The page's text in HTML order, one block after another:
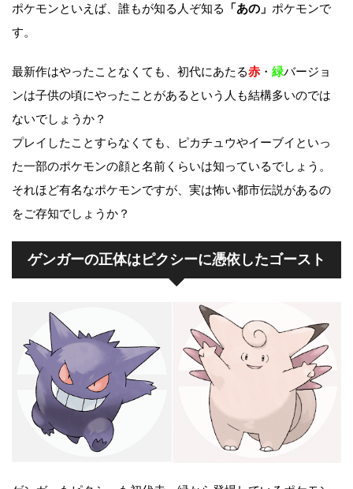
ポケモンといえば、誰もが知る人ぞ知る 「あの」 ポケモンで
す。
最新作はやったことなくても、初代にあたる赤 ・ 緑バージョ
ンは子供の頃にやったことがあるという人も結構多いのでは
ないでしょうか？
プレイしたことすらなくても、ピカチュウやイーブイといっ
た一部のポケモンの顔と名前くらいは知っているでしょう。
それほど有名なポケモンですが、実は怖い都市伝説があるの
をご存知でしょうか？
ゲンガーの正体はピクシーに憑依したゴースト